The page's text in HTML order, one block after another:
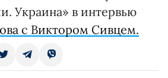
Украина» в интервью
с Виктором Сивцем.